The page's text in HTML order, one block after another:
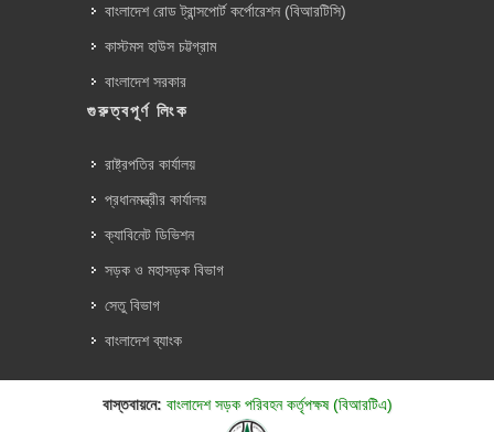
বাংলাদেশ রোড ট্রান্সপোর্ট কর্পোরেশন (বিআরটিসি)
কাস্টমস হাউস চট্টগ্রাম
বাংলাদেশ সরকার
গুরুত্বপূর্ণ লিংক
রাষ্ট্রপতির কার্যালয়
প্রধানমন্ত্রীর কার্যালয়
ক্যাবিনেট ডিভিশন
সড়ক ও মহাসড়ক বিভাগ
সেতু বিভাগ
বাংলাদেশ ব্যাংক
বাস্তবায়নে: বাংলাদেশ সড়ক পরিবহন কর্তৃপক্ষ (বিআরটিএ)